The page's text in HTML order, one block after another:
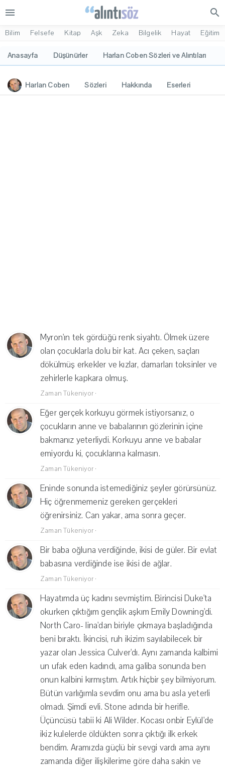
menu search
Bilim Felsefe Kitap Aşk Zeka Bilgelik Hayat Eğitim
Anasayfa Düşünürler Harlan Coben Sözleri ve Alıntıları
Harlan Coben Sözleri Hakkında
Eserleri
Myron'ın tek gördüğü renk siyahtı. Ölmek üzere
olan çocuklarla dolu bir kat. Acı çeken, saçları
dökülmüş erkekler ve kızlar, damarları toksinler ve
zehirlerle kapkara olmuş.
Zaman Tükeniyor ·
Eğer gerçek korkuyu görmek istiyorsanız, o
çocukların anne ve babalarının gözlerinin içine
bakmanız yeterliydi. Korkuyu anne ve babalar
emiyordu ki, çocuklarına kalmasın.
Zaman Tükeniyor ·
Eninde sonunda istemediğiniz şeyler görürsünüz.
Hiç öğrenmemeniz gereken gerçekleri
öğrenirsiniz. Can yakar, ama sonra geçer.
Zaman Tükeniyor ·
Bir baba oğluna verdiğinde, ikisi de güler. Bir evlat
babasına verdiğinde ise ikisi de ağlar.
Zaman Tükeniyor ·
Hayatımda üç kadını sevmiştim. Birincisi Duke'ta
okurken çıktığım gençlik aşkım Emily Downing'di.
North Caro- lina'dan biriyle çıkmaya başladığında
beni bıraktı. İkincisi, ruh ikizim sayılabilecek bir
yazar olan Jessica Culver'dı. Aynı zamanda kalbimi
un ufak eden kadındı, ama galiba sonunda ben
onun kalbini kırmıştım. Artık hiçbir şey bilmiyorum.
Bütün varlığımla sevdim onu ama bu asla yeterli
olmadı. Şimdi evli. Stone adında bir herifle.
Üçüncüsü tabii ki Ali Wilder. Kocası onbir Eylül'de
ikiz kulelerde öldükten sonra çıktığı ilk erkek
bendim. Aramızda güçlü bir sevgi vardı ama aynı
zamanda diğer ilişkilerime göre daha sakin ve